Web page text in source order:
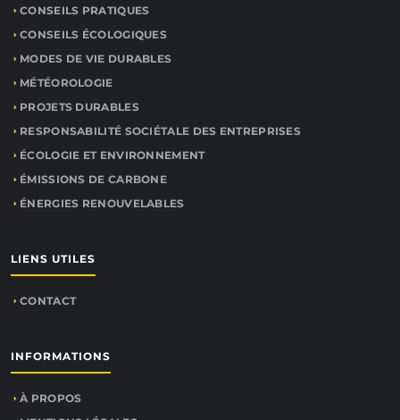
CONSEILS PRATIQUES
CONSEILS ÉCOLOGIQUES
MODES DE VIE DURABLES
MÉTÉOROLOGIE
PROJETS DURABLES
RESPONSABILITÉ SOCIÉTALE DES ENTREPRISES
ÉCOLOGIE ET ENVIRONNEMENT
ÉMISSIONS DE CARBONE
ÉNERGIES RENOUVELABLES
LIENS UTILES
CONTACT
INFORMATIONS
À PROPOS